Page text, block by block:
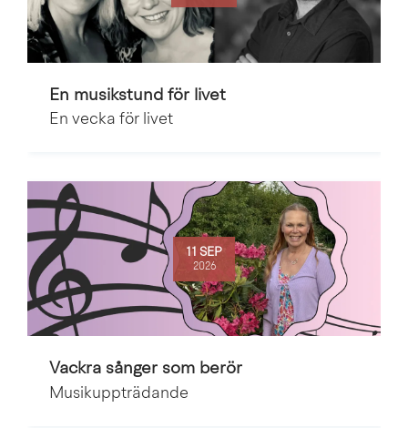
En musikstund för livet
En vecka för livet
11 SEP
2026
Vackra sånger som berör
Musikuppträdande